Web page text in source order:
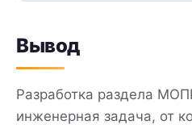
Вывод
Разработка раздела
инженерная задача, от